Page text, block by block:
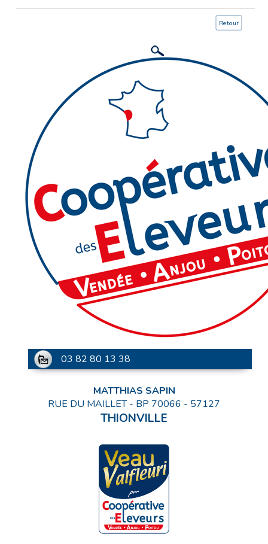
Retour
03 82 80 13 38
MATTHIAS SAPIN
RUE DU MAILLET - BP 70066 - 57127
THIONVILLE